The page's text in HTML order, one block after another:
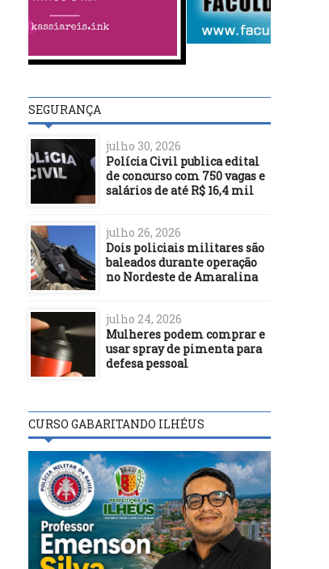
SEGURANÇA
julho 30, 2026
Polícia Civil publica edital
de concurso com 750 vagas e
salários de até R$ 16,4 mil
julho 26, 2026
Dois policiais militares são
baleados durante operação
no Nordeste de Amaralina
julho 24, 2026
Mulheres podem comprar e
usar spray de pimenta para
defesa pessoal
CURSO GABARITANDO ILHÉUS